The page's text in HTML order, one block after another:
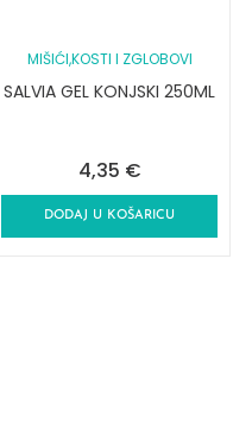
MIŠIĆI,KOSTI I ZGLOBOVI
SALVIA GEL KONJSKI 250ML
4,35 €
DODAJ U KOŠARICU